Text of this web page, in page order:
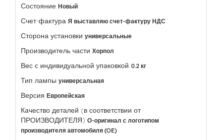
Состояние Новый
Счет-фактура Я выставляю счет-фактуру НДС
Сторона установки универсальные
Производитель части Хорпол
Вес с индивидуальной упаковкой 0.2 кг
Тип лампы универсальная
Версия Европейская
Качество деталей (в соответствии от
ПРОИЗВОДИТЕЛЯ) О-оригинал с логотипом
производителя автомобиля (OE)